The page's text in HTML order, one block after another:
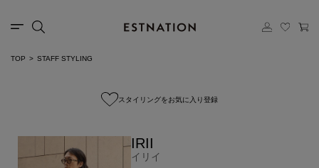
TOP STAFF STYLING
スタイリングをお気に入り登録
IRII
イリイ